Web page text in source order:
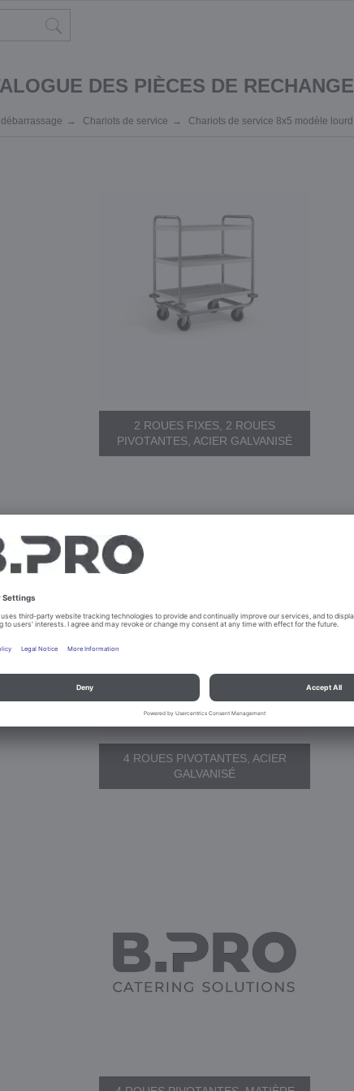
DES PIÈCES DE RECHANGE
Chariots de service Chariots de service 8x5 modèle lourd
2 ROUES FIXES, 2 ROUES
PIVOTANTES, ACIER GALVANISÉ
4 ROUES PIVOTANTES, ACIER
GALVANISÉ